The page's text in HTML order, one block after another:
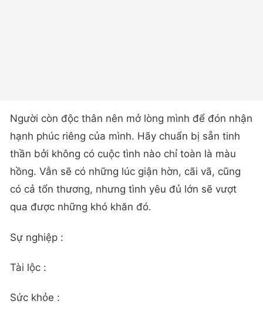
Người còn độc thân nên mở lòng mình để đón nhận
hạnh phúc riêng của mình. Hãy chuẩn bị sẵn tinh
thần bởi không có cuộc tình nào chỉ toàn là màu
hồng. Vẫn sẽ có những lúc giận hờn, cãi vã, cũng
có cả tổn thương, nhưng tình yêu đủ lớn sẽ vượt
qua được những khó khăn đó.
Sự nghiệp :
Tài lộc :
Sức khỏe :